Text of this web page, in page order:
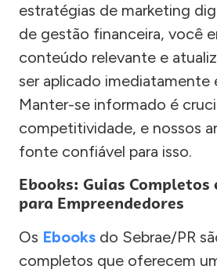
estratégias de marketing
de gestão financeira, você
conteúdo relevante e
ser aplicado imediatamente
Manter-se informado é
competitividade, e nossos
fonte confiável para isso.
Ebooks: Guias Completos
para Empreendedores
Os Ebooks do Sebrae/PR
completos que oferecem